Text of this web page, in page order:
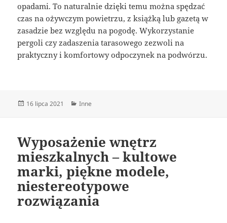
opadami. To naturalnie dzięki temu można spędzać
czas na ożywczym powietrzu, z książką lub gazetą w
zasadzie bez względu na pogodę. Wykorzystanie
pergoli czy zadaszenia tarasowego zezwoli na
praktyczny i komfortowy odpoczynek na podwórzu.
Data
16 lipca 2021 Kategorie
Inne
Wyposażenie wnętrz
mieszkalnych – kultowe
marki, piękne modele,
niestereotypowe
rozwiązania